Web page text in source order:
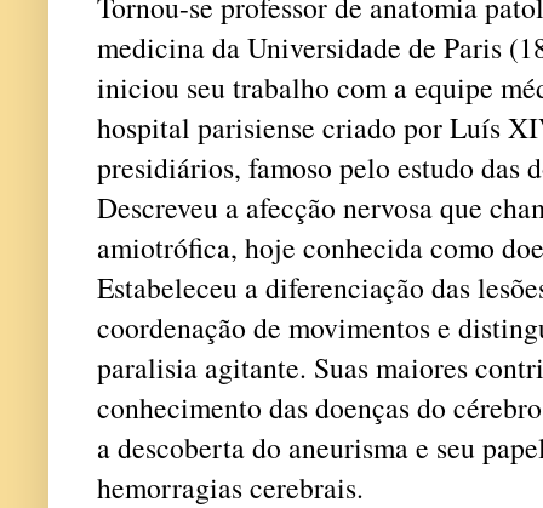
medicina da Universidade de Paris
iniciou seu trabalho com a equipe
hospital parisiense criado por Luís
presidiários, famoso pelo estudo das
Descreveu a afecção nervosa que
amiotrófica, hoje conhecida como
Estabeleceu a diferenciação das
coordenação de movimentos e
paralisia agitante. Suas maiores
conhecimento das doenças do
a descoberta do aneurisma e seu
hemorragias cerebrais.